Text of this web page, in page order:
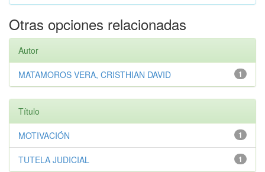
Otras opciones relacionadas
Autor
1
MATAMOROS VERA, CRISTHIAN DAVID
Título
1
MOTIVACIÓN
1
TUTELA JUDICIAL